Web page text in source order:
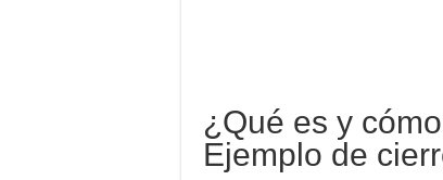
¿Qué es y
Ejemplo de